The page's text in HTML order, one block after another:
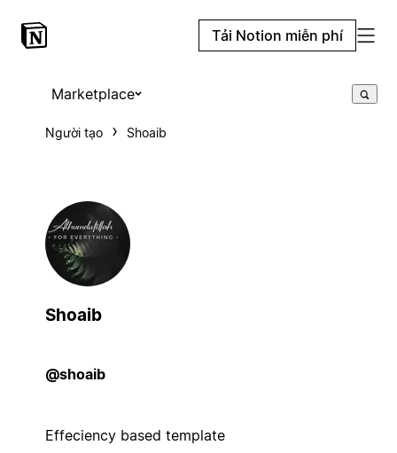
Tải Notion miễn phí
Marketplace
Người tạo Shoaib
Shoaib
@shoaib
Effeciency based template